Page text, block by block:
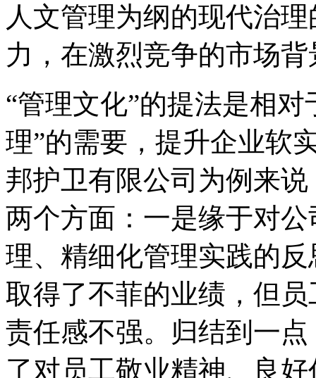
人文管理为纲的现代治
力，在激烈竞争的市场
“管理文化”的提法是相
理”的需要，提升企业软
邦护卫有限公司为例来
两个方面：一是缘于对
理、精细化管理实践的
取得了不菲的业绩，但
责任感不强。归结到一
了对员工敬业精神、良